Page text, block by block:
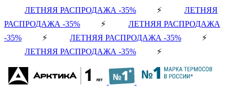
ЛЕТНЯЯ РАСПРОДАЖА -35% ⚡ ЛЕТНЯЯ
РАСПРОДАЖА -35% ⚡ ЛЕТНЯЯ РАСПРОДАЖА
-35% ⚡ ЛЕТНЯЯ РАСПРОДАЖА -35% ⚡
ЛЕТНЯЯ РАСПРОДАЖА -35% ⚡